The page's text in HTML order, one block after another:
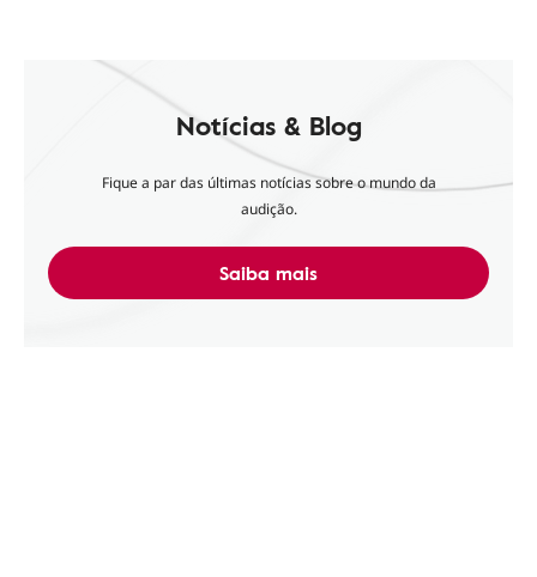
Notícias & Blog
Fique a par das últimas notícias sobre o mundo da
audição.
Saiba mais